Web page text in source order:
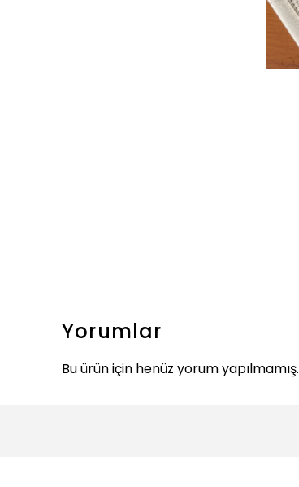
Yorumlar
Bu ürün için henüz yorum yapılmamış.